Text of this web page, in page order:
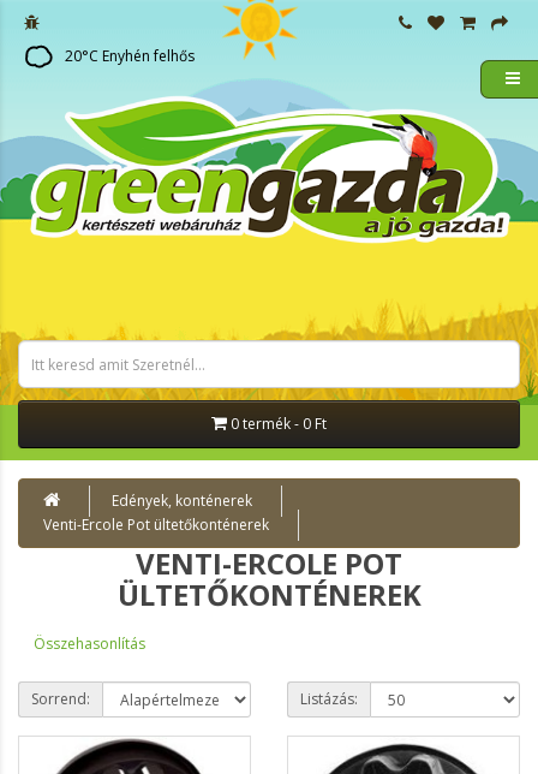
20°C Enyhén felhős
0 termék - 0 Ft
Edények, konténerek
Venti-Ercole Pot ültetőkonténerek
VENTI-ERCOLE POT
ÜLTETŐKONTÉNEREK
Összehasonlítás
Sorrend: Listázás: